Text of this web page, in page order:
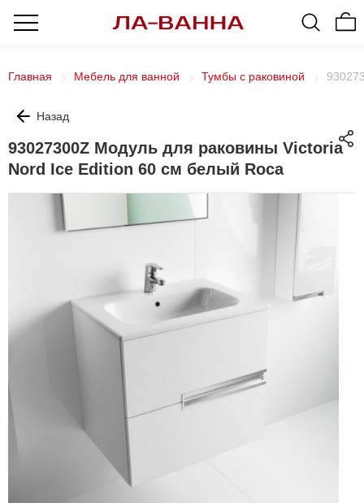
Главная Мебель для ванной Тумбы с раковиной
Назад
93027300Z Модуль для раковины Victoria
Nord Ice Edition 60 см белый Roca